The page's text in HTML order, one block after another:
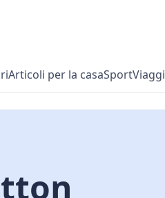
Articoli per la casaSportViaggi